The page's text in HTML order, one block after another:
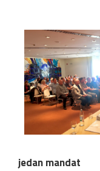
jedan mandat